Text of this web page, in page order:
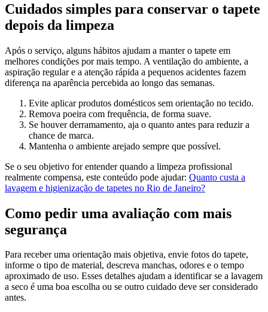
Cuidados simples para conservar o tapete
depois da limpeza
Após o serviço, alguns hábitos ajudam a manter o tapete em
melhores condições por mais tempo. A ventilação do ambiente, a
aspiração regular e a atenção rápida a pequenos acidentes fazem
diferença na aparência percebida ao longo das semanas.
Evite aplicar produtos domésticos sem orientação no tecido.
Remova poeira com frequência, de forma suave.
Se houver derramamento, aja o quanto antes para reduzir a
chance de marca.
Mantenha o ambiente arejado sempre que possível.
Se o seu objetivo for entender quando a limpeza profissional
realmente compensa, este conteúdo pode ajudar: Quanto custa a
lavagem e higienização de tapetes no Rio de Janeiro?
Como pedir uma avaliação com mais
segurança
Para receber uma orientação mais objetiva, envie fotos do tapete,
informe o tipo de material, descreva manchas, odores e o tempo
aproximado de uso. Esses detalhes ajudam a identificar se a lavagem
a seco é uma boa escolha ou se outro cuidado deve ser considerado
antes.